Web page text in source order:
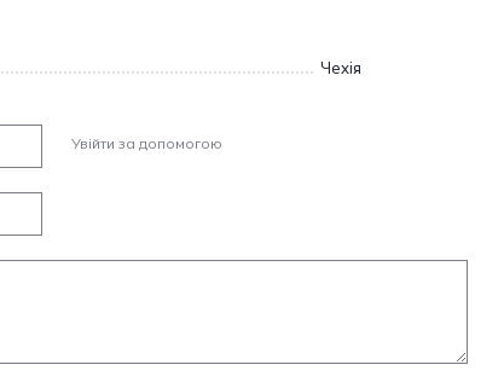
Чехія
Увійти за допомогою